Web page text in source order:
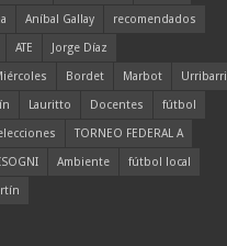
Aníbal Gallay
recomendados
ATE
Jorge Díaz
Bordet Marbot
Urribarri
Lauritto Docentes
fútbol
TORNEO FEDERAL A
Ambiente
fútbol local